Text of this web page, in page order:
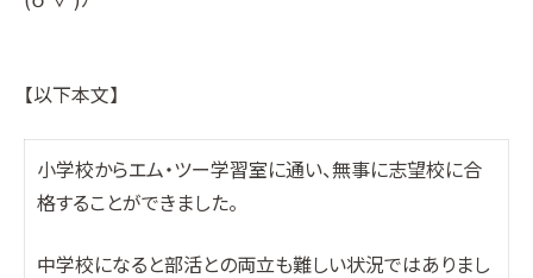
【以下本文】
小学校からエム・ツー学習室に通い、無事に志望校に合
格することができました。
中学校になると部活との両立も難しい状況ではありまし